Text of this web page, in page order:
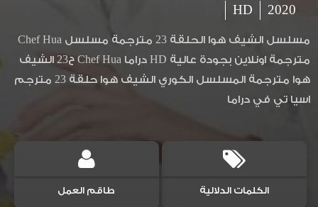
2020
HD
مسلسل الشيف هوا الحلقة 23 مترجمة مسلسل Chef Hua
مترجمة اونلاين بجودة عالية HD دراما Chef Hua ح23 الشيف
هوا مترجمة المسلسل الكوري الشيف هوا حلقة 23 مترجم
اسيا تي في دراما
الكلمات الدلالية طاقم العمل